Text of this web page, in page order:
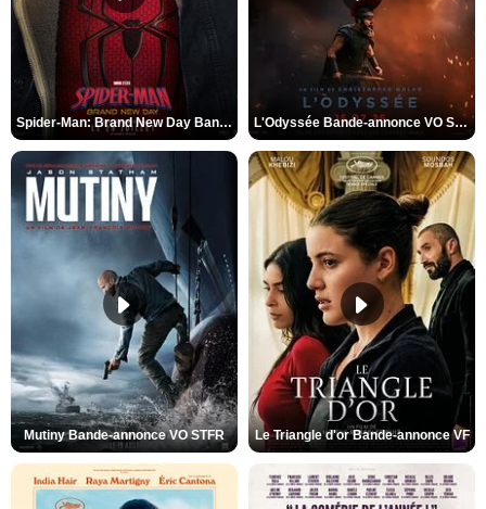
Spider-Man: Brand New Day Bande-annonce VO STFR L'Odyssée Bande-annonce VO STFR
Mutiny Bande-annonce VO STFR Le Triangle d'or Bande-annonce VF